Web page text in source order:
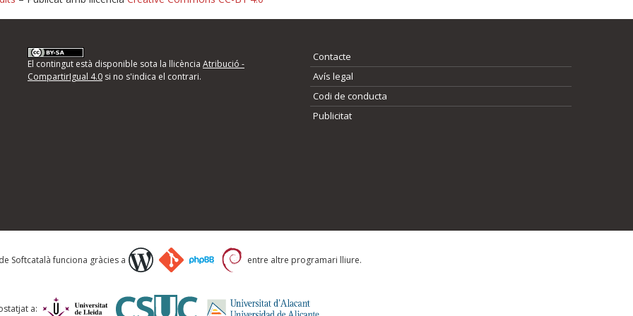
d'errors
següents i descriviu quina és la millora que
El contingut està disponible sota la llicència Atribució -
CompartirIgual 4.0si no s'indica el contrari.
Contacte
Avís legal
Codi de conducta
Publicitat
Softcatalà funciona gràcies a entre altre programari lliure.
a: